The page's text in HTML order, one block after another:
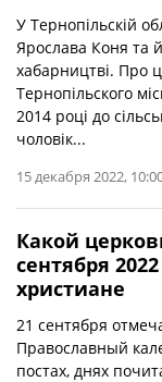
У Тернопільскій
Ярослава Коня та
хабарництві. Про
Тернопільского
2014 році до
чоловік...
15 декабря 2022,
Какой
сентября
христиане
21 сентября
Православный
постах, днях